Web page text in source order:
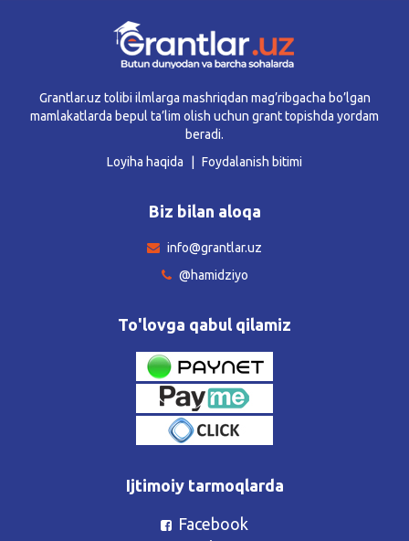
Grantlar.uz tolibi ilmlarga mashriqdan mag’ribgacha bo’lgan
mamlakatlarda bepul ta’lim olish uchun grant topishda yordam
beradi.
Loyiha haqida
Foydalanish bitimi
Biz bilan aloqa
info@grantlar.uz
@hamidziyo
To'lovga qabul qilamiz
Ijtimoiy tarmoqlarda
Facebook